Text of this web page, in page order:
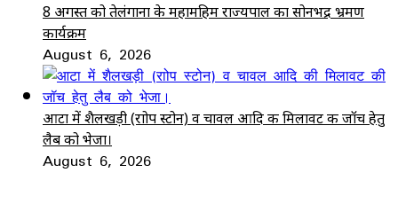
8 अगस्त को तेलंगाना के महामहिम राज्यपाल का सोनभद्र भ्रमण
कार्यक्रम
August 6, 2026
आटा में शैलखड़ी (राोप स्टोन) व चावल आदि की मिलावट की जॉच हेतु
लैब को भेजा।
August 6, 2026